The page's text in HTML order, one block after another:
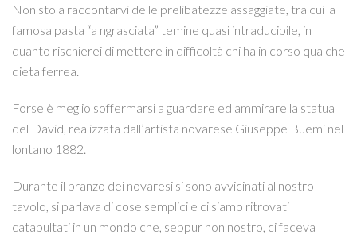
Non sto a raccontarvi delle prelibatezze assaggiate, tra cui la
famosa pasta “a ngrasciata” temine quasi intraducibile, in
quanto rischierei di mettere in difficoltà chi ha in corso qualche
dieta ferrea.
Forse è meglio soffermarsi a guardare ed ammirare la statua
del David, realizzata dall’artista novarese Giuseppe Buemi nel
lontano 1882.
Durante il pranzo dei novaresi si sono avvicinati al nostro
tavolo, si parlava di cose semplici e ci siamo ritrovati
catapultati in un mondo che, seppur non nostro, ci faceva